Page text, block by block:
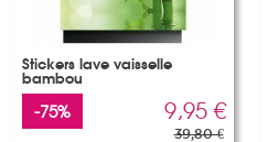
Stickers lave vaisselle
bambou
-75% 9,95 €
39,80 €